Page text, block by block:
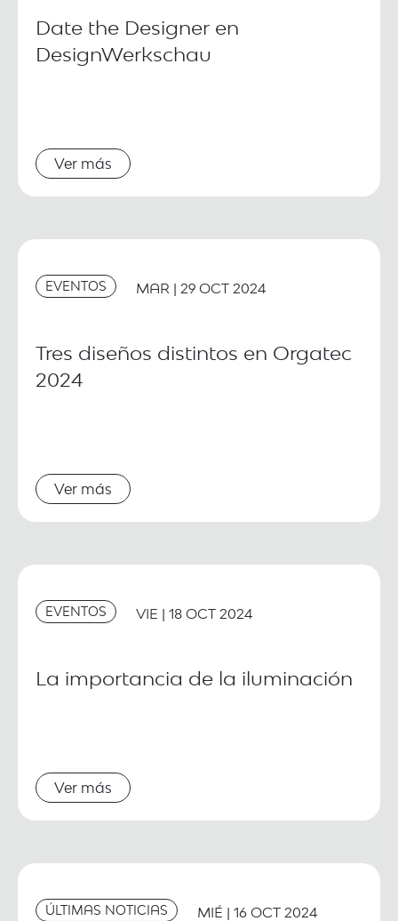
Date the Designer en
DesignWerkschau
Ver más
EVENTOS MAR | 29 OCT 2024
Tres diseños distintos en Orgatec
2024
Ver más
EVENTOS VIE | 18 OCT 2024
La importancia de la iluminación
Ver más
ÚLTIMAS NOTICIAS MIÉ | 16 OCT 2024